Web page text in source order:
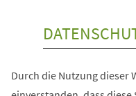
Durch die Nutzung dieser